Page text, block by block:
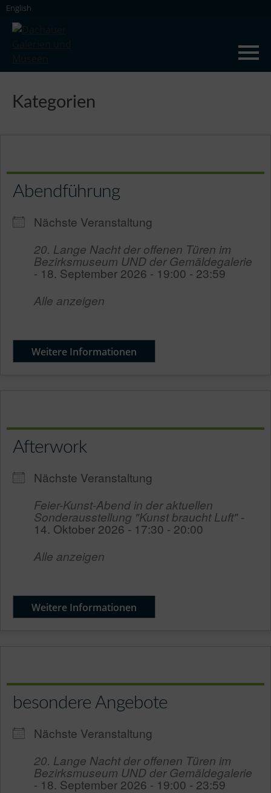
Skip
content
English
Kategorien
Abendführung
Nächste Veranstaltung
20. Lange Nacht der offenen Türen im
Bezirksmuseum UND der Gemäldegalerie
- 18. September 2026 - 19:00 - 23:59
Alle anzeigen
Weitere Informationen
Afterwork
Nächste Veranstaltung
Feier-Kunst-Abend in der aktuellen
Sonderausstellung "Kunst braucht Luft"-
14. Oktober 2026 - 17:30 - 20:00
Alle anzeigen
Weitere Informationen
besondere Angebote
Nächste Veranstaltung
20. Lange Nacht der offenen Türen im
Bezirksmuseum UND der Gemäldegalerie
- 18. September 2026 - 19:00 - 23:59